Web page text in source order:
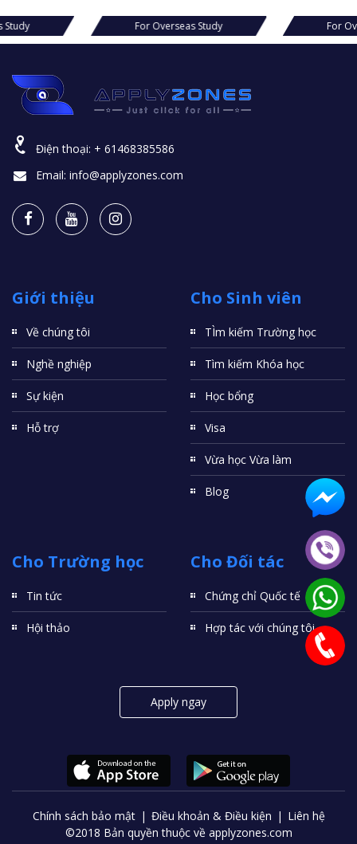
For Overseas Study For
Điện thoại: + 61468385586
Email: info@applyzones.com
Giới thiệu
Về chúng tôi
Nghề nghiệp
Sự kiện
Hỗ trợ
Cho Sinh viên
TÌm kiếm Trường học
Tìm kiếm Khóa học
Học bổng
Visa
Vừa học Vừa làm
Blog
Cho Trường học
Tin tức
Hội thảo
Cho Đối tác
Chứng chỉ Quốc tế
Hợp tác với chúng tôi
Apply ngay
Chính sách bảo mật Điều khoản & Điều kiện
Liên hệ
©2018 Bản quyền thuộc về applyzones.com